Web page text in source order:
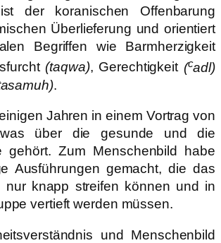
der koranischen Offenbarung
Überlieferung und orientiert
Begriffen wie Barmherzigkeit
(taqwa), Gerechtigkeit (cadl)
.
Jahren in einem Vortrag von
über die gesunde und die
gehört. Zum Menschenbild habe
Ausführungen gemacht, die das
nur knapp streifen können und in
vertieft werden müssen.
und Menschenbild